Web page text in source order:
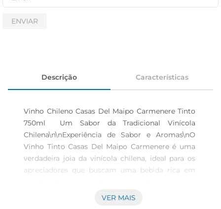
ENVIAR
Descrição Características
Vinho Chileno Casas Del Maipo Carmenere Tinto
750ml  Um Sabor da Tradicional Vinícola
Chilena\n\nExperiência de Sabor e Aromas\nO
Vinho Tinto Casas Del Maipo Carmenere é uma
verdadeira joia da vinícola chilena, ideal para os
apreciadores que buscam uma bebida rica em
cor profunda e intensa, cada gole revela um
VER MAIS